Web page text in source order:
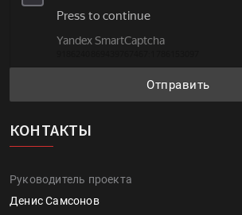
Отправить
КОНТАКТЫ
Руководитель проекта
Денис Самсонов